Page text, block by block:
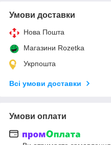
Умови доставки
Нова Пошта
Магазини Rozetka
Укрпошта
Всі умови доставки
Умови оплати